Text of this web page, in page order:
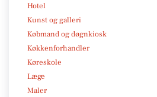
Hotel
Kunst og galleri
Købmand og døgnkiosk
Køkkenforhandler
Køreskole
Læge
Maler